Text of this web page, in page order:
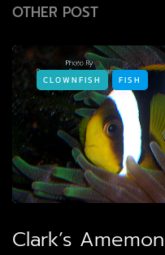
OTHER POST
CLOWNFISH FISH
Clark’s